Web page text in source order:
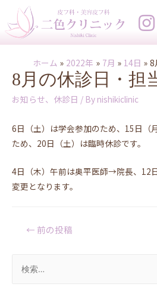
ホーム 2022年 7月 14日 8
8月の休診日・担
お知らせ、 休診日 / By nishikiclinic
6日（土）は学会参加のため、15日（
ため、20日（土）は臨時休診です。
4日（木）午前は奥平医師→院長、12
変更となります。
← 前の投稿